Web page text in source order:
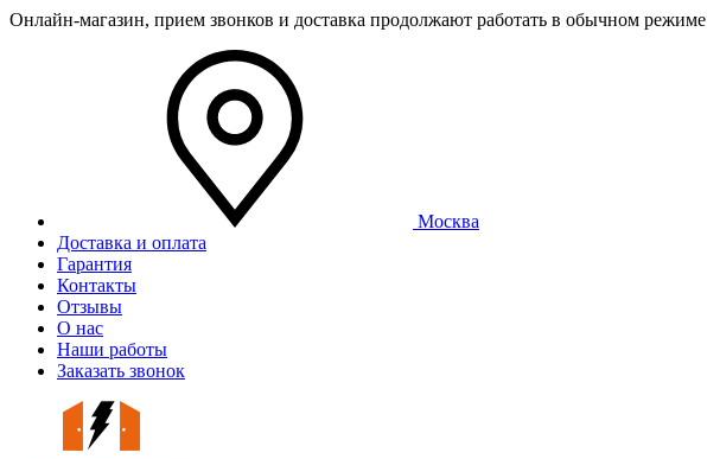
Онлайн-магазин, прием звонков и доставка продолжают работать в обычном режиме
Москва
Доставка и оплата
Гарантия
Контакты
Отзывы
О нас
Наши работы
Заказать звонок